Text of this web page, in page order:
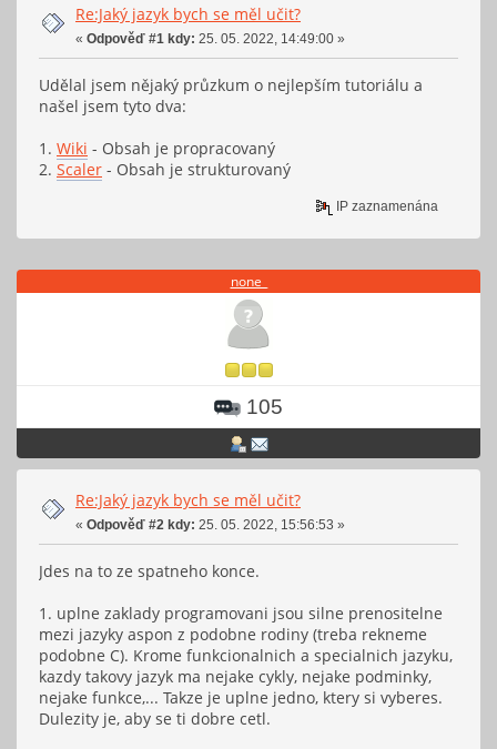
Re:Jaký jazyk bych se měl učit?
« Odpověď #1 kdy: 25. 05. 2022, 14:49:00 »
Udělal jsem nějaký průzkum o nejlepším tutoriálu a
našel jsem tyto dva:
1. Wiki - Obsah je propracovaný
2. Scaler - Obsah je strukturovaný
IP zaznamenána
none_
105
Re:Jaký jazyk bych se měl učit?
« Odpověď #2 kdy: 25. 05. 2022, 15:56:53 »
Jdes na to ze spatneho konce.
1. uplne zaklady programovani jsou silne prenositelne
mezi jazyky aspon z podobne rodiny (treba rekneme
podobne C). Krome funkcionalnich a specialnich jazyku,
kazdy takovy jazyk ma nejake cykly, nejake podminky,
nejake funkce,... Takze je uplne jedno, ktery si vyberes.
Dulezity je, aby se ti dobre cetl.